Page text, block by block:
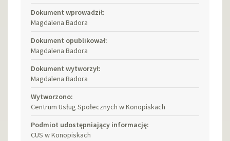
Dokument wprowadził:
Magdalena Badora
Dokument opublikował:
Magdalena Badora
Dokument wytworzył:
Magdalena Badora
Wytworzono:
Centrum Usług Społecznych w Konopiskach
Podmiot udostępniający informację:
CUS w Konopiskach